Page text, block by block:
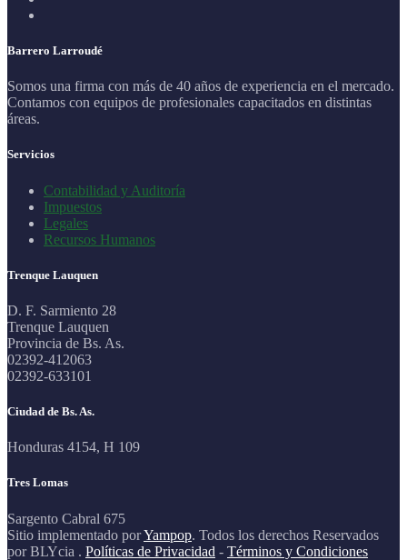
Barrero Larroudé
Somos una firma con más de 40 años de experiencia en el mercado.
Contamos con equipos de profesionales capacitados en distintas
áreas.
Servicios
Contabilidad y Auditoría
Impuestos
Legales
Recursos Humanos
Trenque Lauquen
D. F. Sarmiento 28
Trenque Lauquen
Provincia de Bs. As.
02392-412063
02392-633101
Ciudad de Bs. As.
Honduras 4154, H 109
Tres Lomas
Sargento Cabral 675
Sitio implementado porYampop. Todos los derechos Reservados
por BLYcia . Políticas de Privacidad - Términos y Condiciones